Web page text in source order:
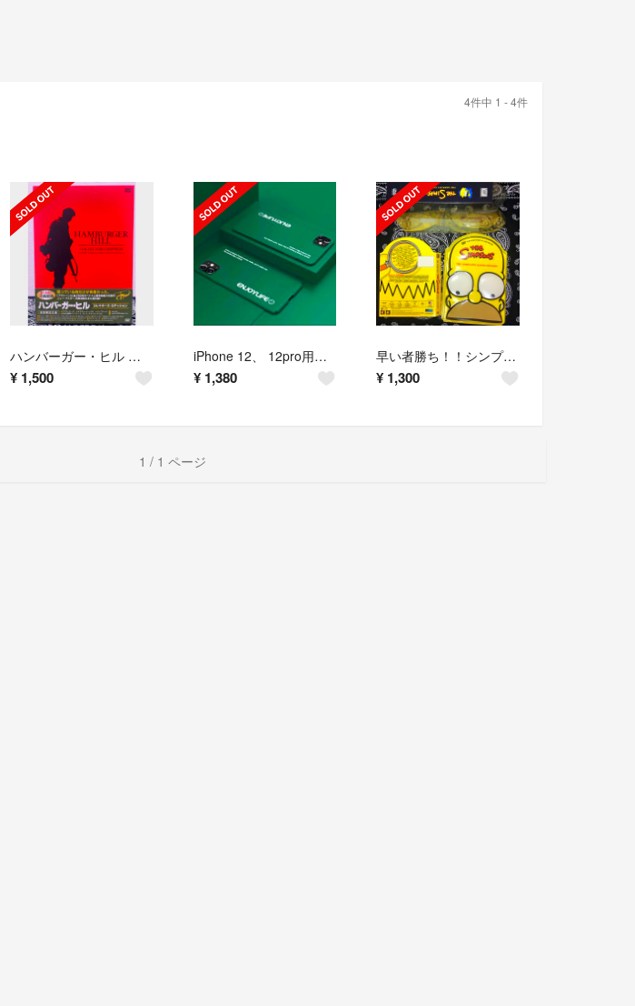
4件中 1 - 4件
ハンバーガー・ヒル コレクターズ・エディション('87米)〈初回限定生産〉
¥ 1,500
iPhone 12、 12pro用ハードケース
¥ 1,380
早い者勝ち！！シンプソンズDVDケース／レア
¥ 1,300
1 / 1 ページ